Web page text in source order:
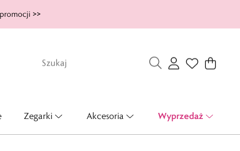
>>
Zegarki Akcesoria Wyprzedaż